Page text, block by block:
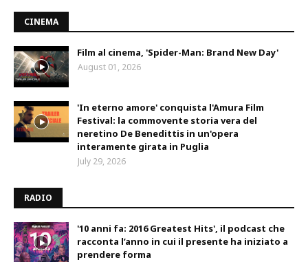
CINEMA
Film al cinema, 'Spider-Man: Brand New Day'
August 01, 2026
'In eterno amore' conquista l'Amura Film
Festival: la commovente storia vera del
neretino De Benedittis in un'opera
interamente girata in Puglia
July 29, 2026
RADIO
'10 anni fa: 2016 Greatest Hits', il podcast che
racconta l’anno in cui il presente ha iniziato a
prendere forma